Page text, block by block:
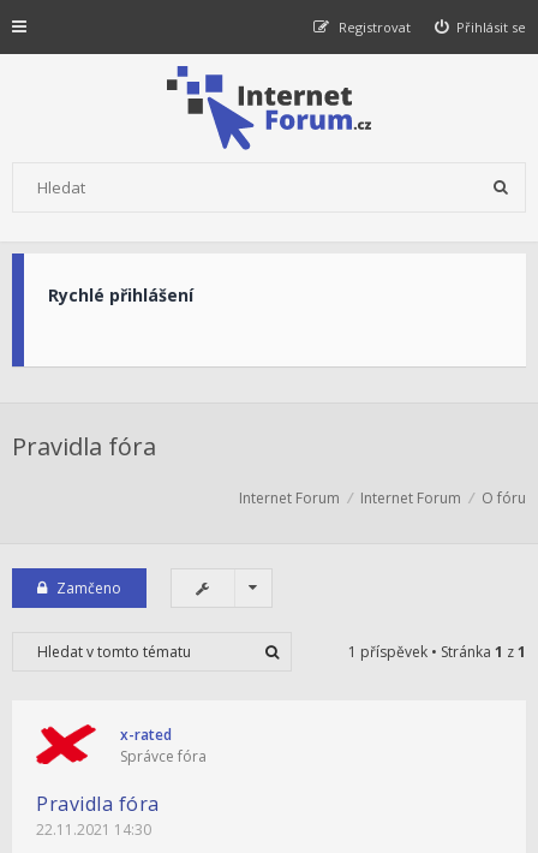
Přihlásit se
Registrovat
Rychlé přihlášení
Pravidla fóra
Internet Forum Internet Forum O fóru
Zamčeno
1 příspěvek • Stránka 1 z1
x-rated
Správce fóra
Pravidla fóra
22.11.2021 14:30